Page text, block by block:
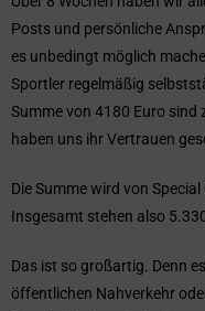
Posts und persönliche
es unbedingt möglich
Sportler regelmäßig
Summe von 4180 Euro sind
haben uns ihr Vertrauen
Die Summe wird von
Insgesamt stehen also
Das ist so großartig. Denn
öffentlichen Nahverkehr